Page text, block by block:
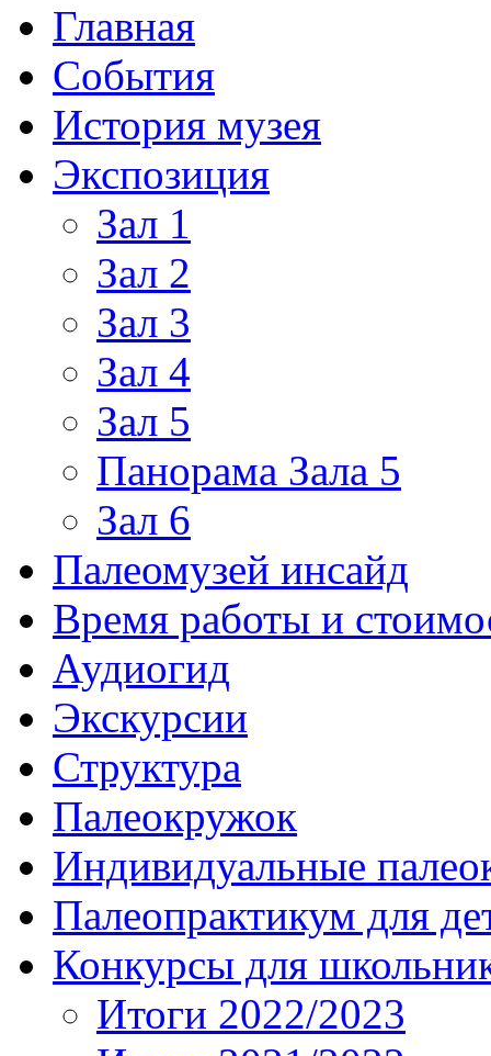
Главная
События
История музея
Экспозиция
Зал 1
Зал 2
Зал 3
Зал 4
Зал 5
Панорама Зала 5
Зал 6
Палеомузей инсайд
Время работы и
Аудиогид
Экскурсии
Структура
Палеокружок
Индивидуальные
Палеопрактикум для
Конкурсы для
Итоги 2022/2023